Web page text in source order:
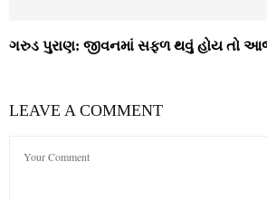
ગરુડ પુરાણ: જીવનમાં સફળ થવું હોય તો
LEAVE A COMMENT